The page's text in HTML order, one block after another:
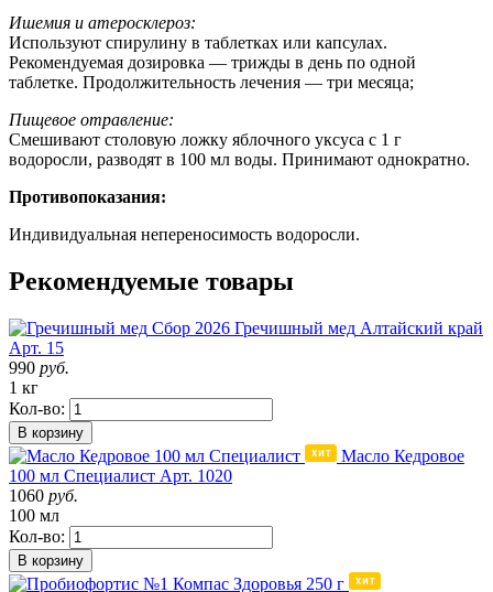
Ишемия и атеросклероз:
Используют спирулину в таблетках или капсулах.
Рекомендуемая дозировка — трижды в день по одной
таблетке. Продолжительность лечения — три месяца;
Пищевое отравление:
Смешивают столовую ложку яблочного уксуса с 1 г
водоросли, разводят в 100 мл воды. Принимают однократно.
Противопоказания:
Индивидуальная непереносимость водоросли.
Рекомендуемые товары
Сбор 2026 Гречишный мед Алтайский край
Арт. 15
990 руб.
1 кг
Кол-во:
В корзину
Масло Кедровое
100 мл Специалист Арт. 1020
1060 руб.
100 мл
Кол-во:
В корзину